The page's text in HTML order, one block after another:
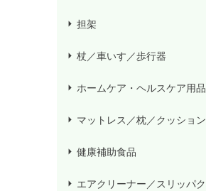
担架
杖／車いす／歩行器
ホームケア・ヘルスケア用品
マットレス／枕／クッション
健康補助食品
エアクリーナー／スリッパク